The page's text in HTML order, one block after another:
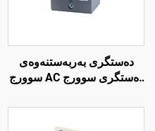
دەستگری بەربەستنەوەی
سوورج AC دەستگری سوورج
تەکنەلۆژیاکی دەستگری